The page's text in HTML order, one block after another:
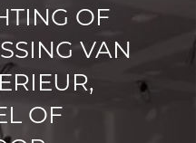
OF
VAN
OF